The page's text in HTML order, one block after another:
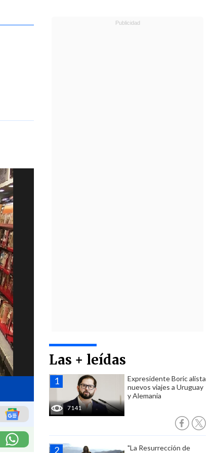
Las + leídas
7141
Expresidente Boric alista
nuevos viajes a Uruguay
y Alemania
"La Resurrección de